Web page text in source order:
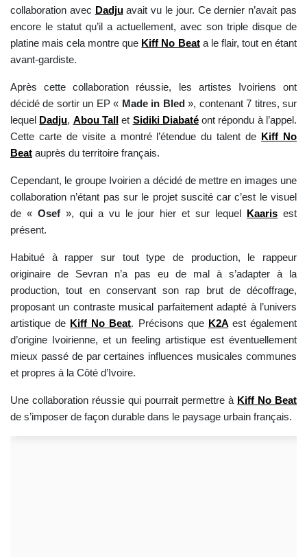
collaboration avec Dadju avait vu le jour. Ce dernier n’avait pas
encore le statut qu’il a actuellement, avec son triple disque de
platine mais cela montre que Kiff No Beat a le flair, tout en étant
avant-gardiste.
Après cette collaboration réussie, les artistes Ivoiriens ont
décidé de sortir un EP « Made in Bled », contenant 7 titres, sur
lequel
Dadju, Abou Tall et Sidiki Diabaté ont répondu à l’appel.
Cette carte de visite a montré l’étendue du talent de
Kiff No
Beat auprès du territoire français.
Cependant, le groupe Ivoirien a décidé de mettre en images une
collaboration n’étant pas sur le projet suscité car c’est le visuel
de « Osef », qui a vu le jour hier et sur lequel Kaaris est
présent.
Habitué à rapper sur tout type de production, le rappeur
originaire de Sevran n’a pas eu de mal à s’adapter à la
production, tout en conservant son rap brut de décoffrage,
proposant un contraste musical parfaitement adapté à l’univers
artistique de Kiff No Beat. Précisons que K2A est également
d’origine Ivoirienne, et un feeling artistique est éventuellement
mieux passé de par certaines influences musicales communes
et propres à la Côté d’Ivoire.
Une collaboration réussie qui pourrait permettre à Kiff No Beat
de s’imposer de façon durable dans le paysage urbain français.